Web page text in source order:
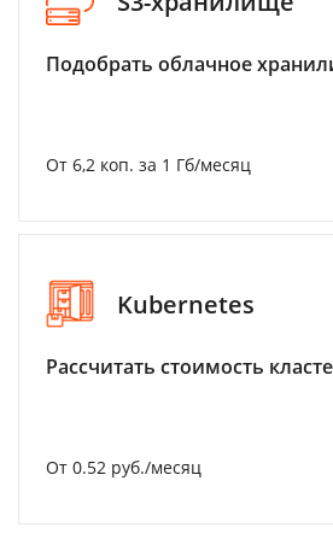
Подобрать облачное
От 6,2 коп. за 1 Гб/месяц
Kubernetes
Рассчитать стоимость
От 0.52 руб./месяц